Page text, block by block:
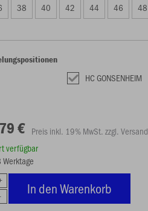
38 40 42 44 46 48
HC GONSENHEIM
€ Preis inkl. 19% MwSt. zzgl. Versand
verfügbar
In den Warenkorb